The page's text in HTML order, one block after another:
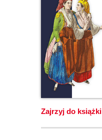
Zajrzyj do książki